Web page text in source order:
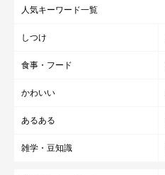
人気キーワード一覧
しつけ
食事・フード
かわいい
あるある
雑学・豆知識